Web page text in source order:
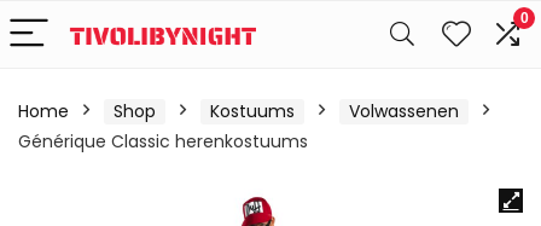
0
Home Shop Kostuums
Volwassenen
Générique Classic herenkostuums